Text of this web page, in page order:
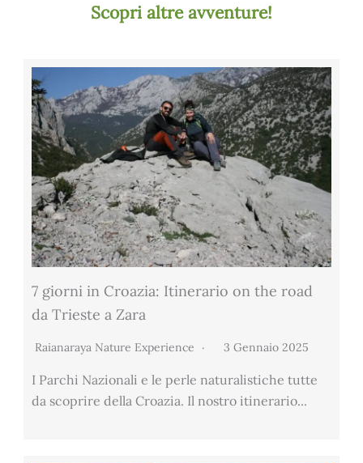
Scopri altre avventure!
7 giorni in Croazia: Itinerario on the road
da Trieste a Zara
Raianaraya Nature Experience 3 Gennaio 2025
I Parchi Nazionali e le perle naturalistiche tutte
da scoprire della Croazia. Il nostro itinerario...